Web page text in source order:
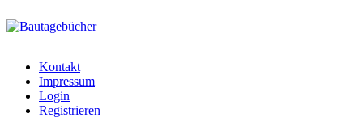
bautagebuch-
liste.de
Kontakt
Impressum
Login
Registrieren